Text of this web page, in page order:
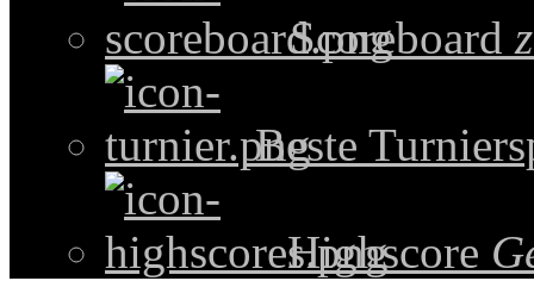
Scoreboard
Beste
Highscore